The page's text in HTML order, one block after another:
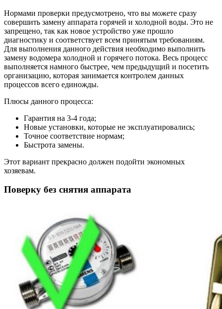
Нормами проверки предусмотрено, что вы можете сразу
совершить замену аппарата горячей и холодной воды. Это не
запрещено, так как новое устройство уже прошло
диагностику и соответствует всем принятым требованиям.
Для выполнения данного действия необходимо выполнить
замену водомера холодной и горячего потока. Весь процесс
выполняется намного быстрее, чем предыдущий и посетить
организацию, которая занимается контролем данных
процессов всего единожды.
Плюсы данного процесса:
Гарантия на 3-4 года;
Новые установки, которые не эксплуатировались;
Точное соответствие нормам;
Быстрота замены.
Этот вариант прекрасно должен подойти экономных
хозяевам.
Поверку без снятия аппарата